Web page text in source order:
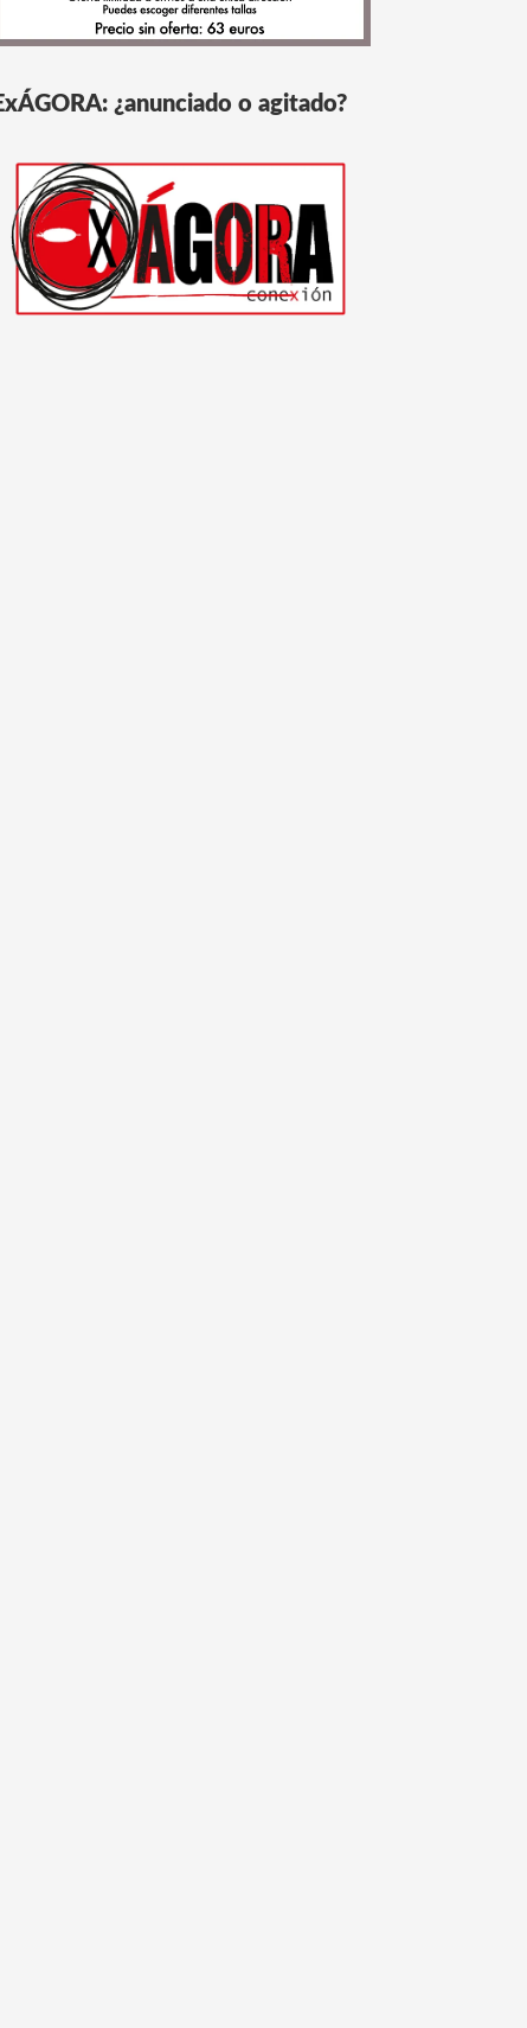
¿anunciado o agitado?